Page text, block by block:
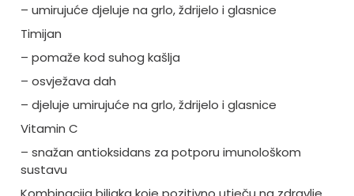
– umirujuće djeluje na grlo, ždrijelo i glasnice
Timijan
– pomaže kod suhog kašlja
– osvježava dah
– djeluje umirujuće na grlo, ždrijelo i glasnice
Vitamin C
– snažan antioksidans za potporu imunološkom
sustavu